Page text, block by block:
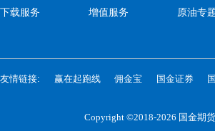
下载服务 增值服务 原油专
友情链接: 赢在起跑线 佣金宝 国金证券
Copyright ©2018-2026 国金期